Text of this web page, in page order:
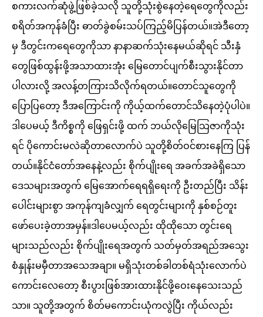
စကားလက်ဆုံဖွဲ့ဖြစ်ခဲ့သလို သူတို့သုံးစွဲနေတဲ့ရေတွေကိုလည်း
စရိတ်အကုန်ခံပြီး ဓာတ်ခွဲစမ်းသပ်ကြည့်မိပြန်တယ်။အဲဒီတော့
မှ ဒီတွင်းကရေတွေကိုသာ နာနာဆက်သုံးနေမယ်ဆိုရင် သီးနှံ
တွေဖြစ်ထွန်းဖို့အသာထားအုံး မြေတောင်ပျက်စီးသွားနိုင်တာ
ပါလားလို့ အလန့်တကြားသိလိုက်ရတယ်။တောင်သူတွေကို
ပြောပြတော့ ဒီအကြောင်းကို ကိုယ့်ထက်တောင်သိနေတဲ့ပုံပါပဲ။
ဒါပေမယ့် ဒီကိစ္စကို ဖြေရှင်းဖို့ ထက် ဘယ်လိုမြေသြဇာကိုသုံး
ရင် ပိုကောင်းမလဲဆိုတာလောက်ပဲ သူတို့စိတ်ဝင်စားနေကြ ပြန်
တယ်။နိုင်ငံတော်အနေနဲ့လည်း စိုက်ပျိုးရေ အခက်အခဲရှိသော
ဒေသများအတွက် မြေအောက်ရေရရှိရေးကို ဦးတည်ပြီး သိန်း
ပေါင်းများစွာ အကုန်ကျခံလျှက် ရေတွင်းများကို နှစ်စဉ်တူး
ဖော်ပေးခဲ့တာအမှန်။ဒါပေမယ့်လည်း ထိုထိုသော တွင်းရေ
များသည်လည်း စိုက်ပျိုးရေအတွက် သတ်မှတ်အရည်အသွေး
စံနှုန်းမမှီတာအသေအချာ။ မရှိသုံးတစ်ခါတစ်ရံသုံးလောက်ပဲ
ကောင်းလေတော့ စီးပွားဖြစ်အားထားနိုင်ဖို့ဝေးနေသေးသည်
သာ။ သူတို့အတွက် စိတ်မကောင်းယုံကလွဲပြီး ကိုယ်လည်း